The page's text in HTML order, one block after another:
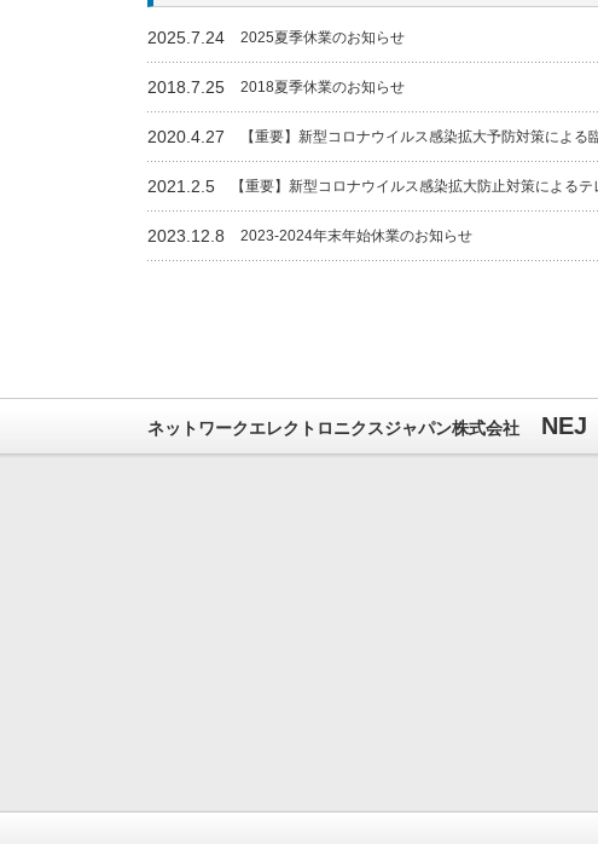
2025.7.24 2025夏季休業のお知らせ
2018.7.25 2018夏季休業のお知らせ
2020.4.27 【重要】新型コロナウイルス感染拡大予防対策によ
2021.2.5 【重要】新型コロナウイルス感染拡大防止対策による
2023.12.8 2023-2024年末年始休業のお知らせ
ネットワークエレクトロニクスジャパン株式会社 NEJ